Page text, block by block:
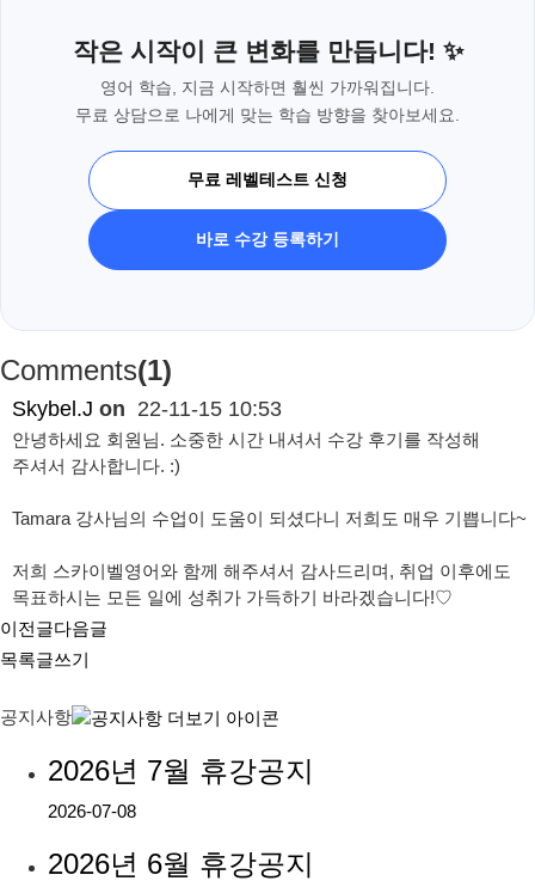
작은 시작이 큰 변화를 만듭니다! ✨
영어 학습, 지금 시작하면 훨씬 가까워집니다.
무료 상담으로 나에게 맞는 학습 방향을 찾아보세요.
무료 레벨테스트 신청
바로 수강 등록하기
Comments(1)
Skybel.J on 22-11-15 10:53
안녕하세요 회원님. 소중한 시간 내셔서 수강 후기를 작성해
주셔서 감사합니다. :)
Tamara 강사님의 수업이 도움이 되셨다니 저희도 매우 기쁩니다~
저희 스카이벨영어와 함께 해주셔서 감사드리며, 취업 이후에도
목표하시는 모든 일에 성취가 가득하기 바라겠습니다!♡
이전글다음글
목록글쓰기
공지사항
2026년 7월 휴강공지
2026-07-08
2026년 6월 휴강공지